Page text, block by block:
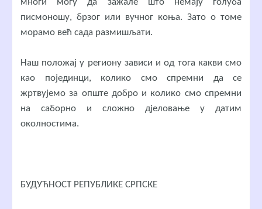
многи могу да зажале што немају голуба
писмоношу, брзог или вучног коња. Зато о томе
морамо већ сада размишљати.
Наш положај у региону зависи и од тога какви смо
као појединци, колико смо спремни да се
жртвујемо за опште добро и колико смо спремни
на саборно и сложно дјеловање у датим
околностима.
БУДУЋНОСТ РЕПУБЛИКЕ СРПСКЕ